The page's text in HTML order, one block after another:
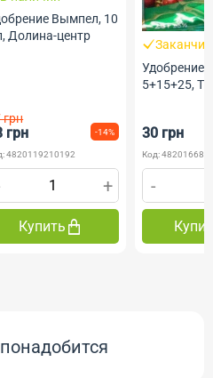
Вымпел, 10
Долина-центр
грн
грн -14%
4820119210192
+
Купить
Удобрение
5+15+25,
30 грн
Код:
-